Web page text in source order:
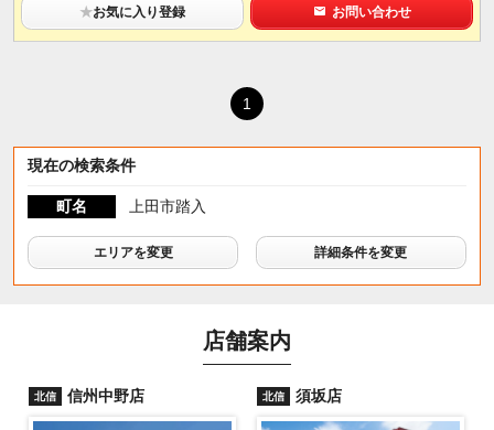
★お気に入り登録 お問い合わせ
1
現在の検索条件
町名 上田市踏入
エリアを変更 詳細条件を変更
店舗案内
北信 信州中野店 北信 須坂店